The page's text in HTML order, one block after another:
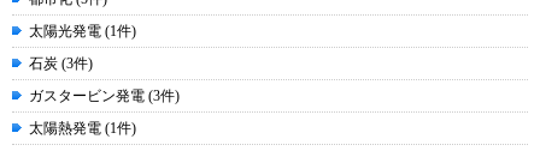
太陽光発電 (1件)
石炭 (3件)
ガスタービン発電 (3件)
太陽熱発電 (1件)